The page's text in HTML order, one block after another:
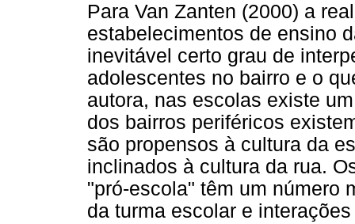
Para Van Zanten (2000) a
estabelecimentos de ensino
inevitável certo grau de
adolescentes no bairro e o
autora, nas escolas existe
dos bairros periféricos
são propensos à cultura da
inclinados à cultura da rua.
"pró-escola" têm um número
da turma escolar e